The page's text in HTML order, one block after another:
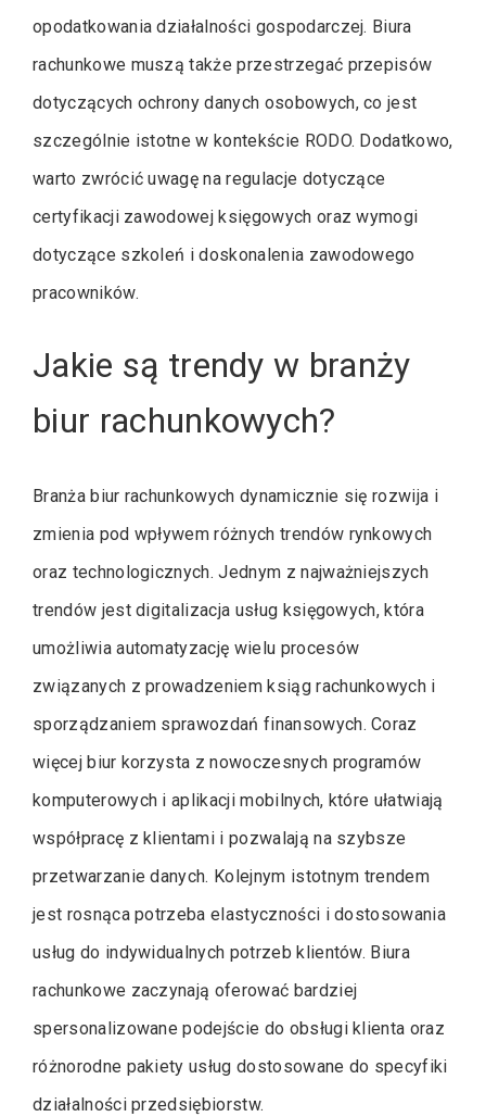
opodatkowania działalności gospodarczej. Biura
rachunkowe muszą także przestrzegać przepisów
dotyczących ochrony danych osobowych, co jest
szczególnie istotne w kontekście RODO. Dodatkowo,
warto zwrócić uwagę na regulacje dotyczące
certyfikacji zawodowej księgowych oraz wymogi
dotyczące szkoleń i doskonalenia zawodowego
pracowników.
Jakie są trendy w branży
biur rachunkowych?
Branża biur rachunkowych dynamicznie się rozwija i
zmienia pod wpływem różnych trendów rynkowych
oraz technologicznych. Jednym z najważniejszych
trendów jest digitalizacja usług księgowych, która
umożliwia automatyzację wielu procesów
związanych z prowadzeniem ksiąg rachunkowych i
sporządzaniem sprawozdań finansowych. Coraz
więcej biur korzysta z nowoczesnych programów
komputerowych i aplikacji mobilnych, które ułatwiają
współpracę z klientami i pozwalają na szybsze
przetwarzanie danych. Kolejnym istotnym trendem
jest rosnąca potrzeba elastyczności i dostosowania
usług do indywidualnych potrzeb klientów. Biura
rachunkowe zaczynają oferować bardziej
spersonalizowane podejście do obsługi klienta oraz
różnorodne pakiety usług dostosowane do specyfiki
działalności przedsiębiorstw.